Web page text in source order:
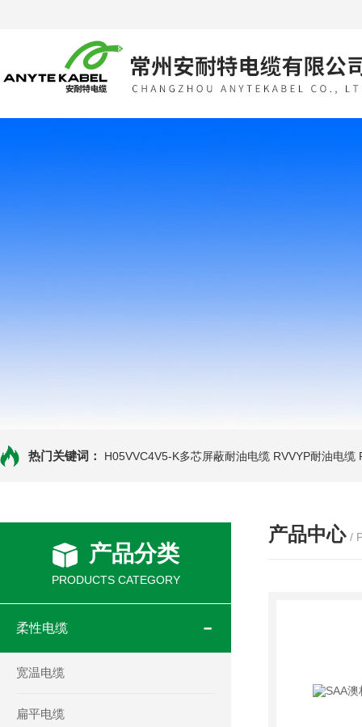
热门关键词： H05VVC4V5-K多芯屏蔽耐油电缆 RVVYP耐油电缆
产品分类
PRODUCTS CATEGORY
柔性电缆
宽温电缆
扁平电缆
产品中心 /